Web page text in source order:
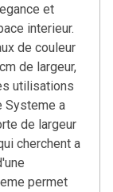
et
interieur.
de couleur
de largeur,
utilisations
Systeme a
de largeur
cherchent a
permet